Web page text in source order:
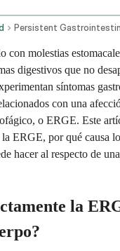
con molestias
digestivos que no
síntomas
con una
o ERGE. Este
ERGE, por qué causa
hacer al respecto de
la